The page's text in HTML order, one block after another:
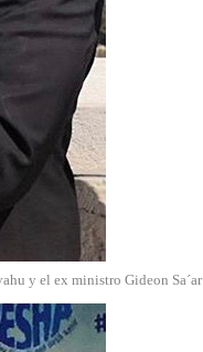
y el ex ministro Gideon Sa´ar